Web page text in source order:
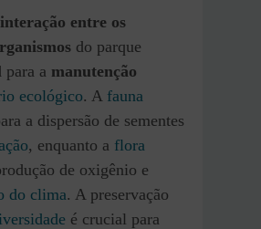
interação entre os
do parque
para a manutenção
ecológico. A fauna
a dispersão de sementes
, enquanto a flora
de oxigênio e
do clima. A preservação
é crucial para